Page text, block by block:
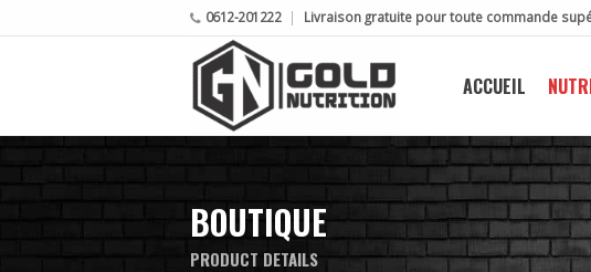
0612-201222 Livraison gratuite pour toute commande
ACCUEIL
BOUTIQUE
PRODUCT DETAILS